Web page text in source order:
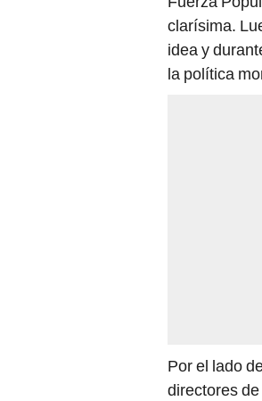
clarísima.
idea y
la política
Por el lado
directores